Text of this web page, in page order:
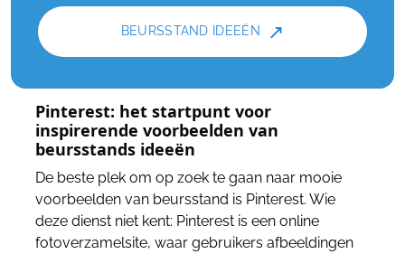
BEURSSTAND IDEEËN ↗
Pinterest: het startpunt voor
inspirerende voorbeelden van
beursstands ideeën
De beste plek om op zoek te gaan naar mooie
voorbeelden van beursstand is Pinterest. Wie
deze dienst niet kent: Pinterest is een online
fotoverzamelsite, waar gebruikers afbeeldingen